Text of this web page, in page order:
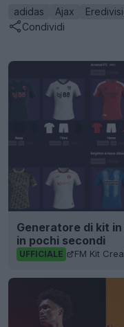
adidas Ajax
Condividi
Generatore di kit
in pochi secondi
UFFICIALE FM Kit